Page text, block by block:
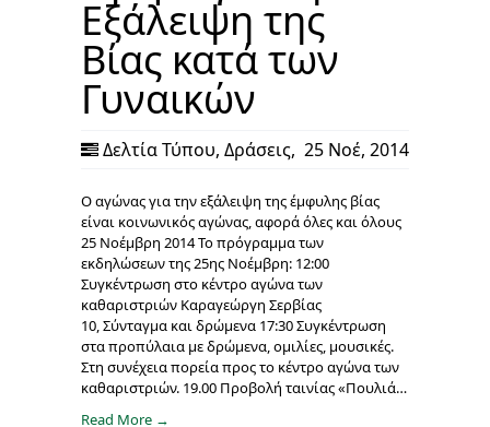
Εξάλειψη της
Βίας κατά των
Γυναικών
Δελτία Τύπου, Δράσεις, 25 Νοέ, 2014
Ο αγώνας για την εξάλειψη της έμφυλης βίας
είναι κοινωνικός αγώνας, αφορά όλες και όλους
25 Νοέμβρη 2014 Το πρόγραμμα των
εκδηλώσεων της 25ης Νοέμβρη: 12:00
Συγκέντρωση στο κέντρο αγώνα των
καθαριστριών Καραγεώργη Σερβίας
10, Σύνταγμα και δρώμενα 17:30 Συγκέντρωση
στα προπύλαια με δρώμενα, ομιλίες, μουσικές.
Στη συνέχεια πορεία προς το κέντρο αγώνα των
καθαριστριών. 19.00 Προβολή ταινίας «Πουλιά…
Read More →